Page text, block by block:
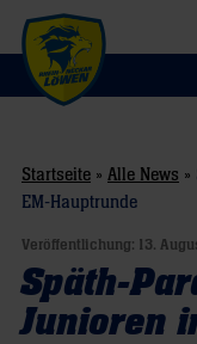
Startseite » Alle News »
EM-Hauptrunde
Veröffentlichung: 13.
Späth-
Junioren